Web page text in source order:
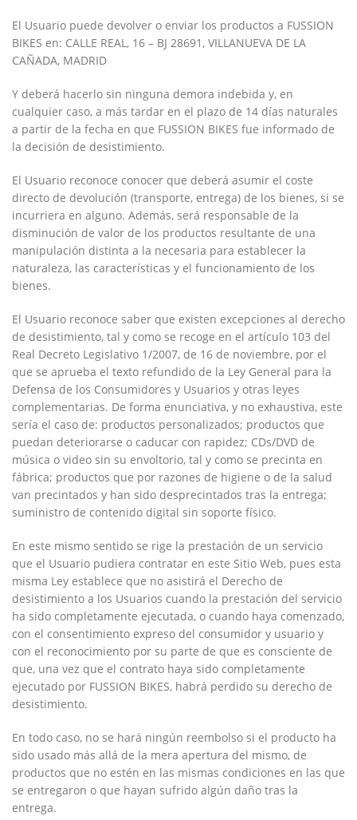
El Usuario puede devolver o enviar los productos a FUSSION
BIKES en: CALLE REAL, 16 – BJ 28691, VILLANUEVA DE LA
CAÑADA, MADRID
Y deberá hacerlo sin ninguna demora indebida y, en
cualquier caso, a más tardar en el plazo de 14 días naturales
a partir de la fecha en que FUSSION BIKES fue informado de
la decisión de desistimiento.
El Usuario reconoce conocer que deberá asumir el coste
directo de devolución (transporte, entrega) de los bienes, si se
incurriera en alguno. Además, será responsable de la
disminución de valor de los productos resultante de una
manipulación distinta a la necesaria para establecer la
naturaleza, las características y el funcionamiento de los
bienes.
El Usuario reconoce saber que existen excepciones al derecho
de desistimiento, tal y como se recoge en el artículo 103 del
Real Decreto Legislativo 1/2007, de 16 de noviembre, por el
que se aprueba el texto refundido de la Ley General para la
Defensa de los Consumidores y Usuarios y otras leyes
complementarias. De forma enunciativa, y no exhaustiva, este
sería el caso de: productos personalizados; productos que
puedan deteriorarse o caducar con rapidez; CDs/DVD de
música o video sin su envoltorio, tal y como se precinta en
fábrica; productos que por razones de higiene o de la salud
van precintados y han sido desprecintados tras la entrega;
suministro de contenido digital sin soporte físico.
En este mismo sentido se rige la prestación de un servicio
que el Usuario pudiera contratar en este Sitio Web, pues esta
misma Ley establece que no asistirá el Derecho de
desistimiento a los Usuarios cuando la prestación del servicio
ha sido completamente ejecutada, o cuando haya comenzado,
con el consentimiento expreso del consumidor y usuario y
con el reconocimiento por su parte de que es consciente de
que, una vez que el contrato haya sido completamente
ejecutado por FUSSION BIKES, habrá perdido su derecho de
desistimiento.
En todo caso, no se hará ningún reembolso si el producto ha
sido usado más allá de la mera apertura del mismo, de
productos que no estén en las mismas condiciones en las que
se entregaron o que hayan sufrido algún daño tras la
entrega.